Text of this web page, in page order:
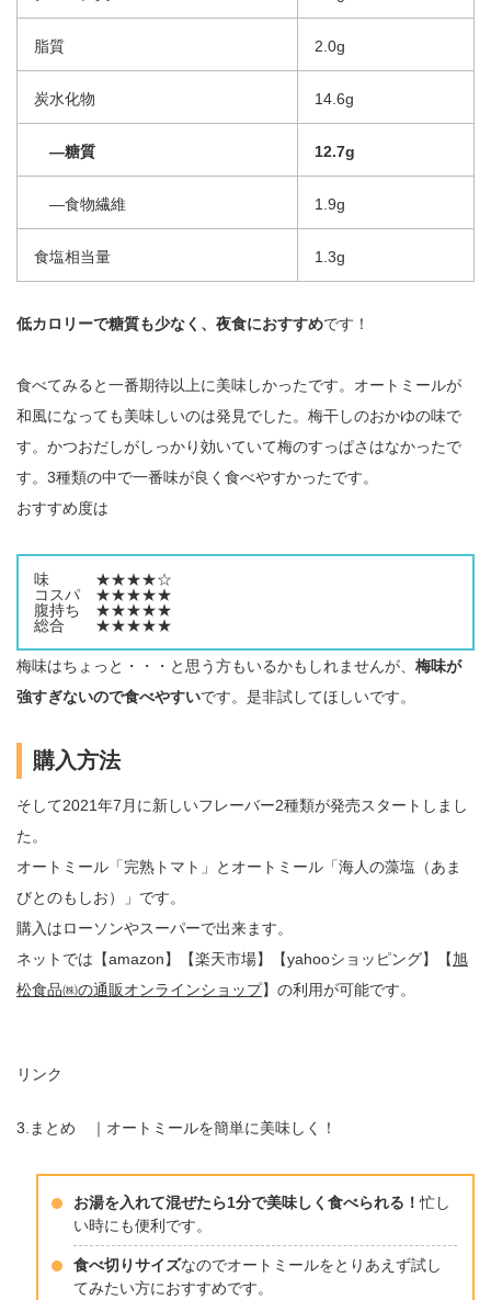
脂質 2.0g
炭水化物 14.6g
―糖質 12.7g
―食物繊維 1.9g
食塩相当量 1.3g
低カロリーで糖質も少なく、夜食におすすめです！
食べてみると一番期待以上に美味しかったです。オートミールが
和風になっても美味しいのは発見でした。梅干しのおかゆの味で
す。かつおだしがしっかり効いていて梅のすっぱさはなかったで
す。3種類の中で一番味が良く食べやすかったです。
おすすめ度は
味 ★★★★☆
コスパ ★★★★★
腹持ち ★★★★★
総合 ★★★★★
梅味はちょっと・・・と思う方もいるかもしれませんが、 梅味が
強すぎないので食べやすいです。是非試してほしいです。
購入方法
そして2021年7月に新しいフレーバー2種類が発売スタートしまし
た。
オートミール「完熟トマト」とオートミール「海人の藻塩（あま
びとのもしお）」です。
購入はローソンやスーパーで出来ます。
ネットでは【amazon】【楽天市場】【yahooショッピング】【旭
松食品㈱の通販オンラインショップ】の利用が可能です。
リンク
3.まとめ ｜オートミールを簡単に美味しく！
お湯を入れて混ぜたら1分で美味しく食べられる！忙し
い時にも便利です。
食べ切りサイズなのでオートミールをとりあえず試し
てみたい方におすすめです。